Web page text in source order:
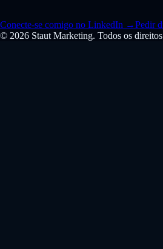
Conecte-se comigo no LinkedIn →Pedir
© 2026 Staut Marketing. Todos os direitos